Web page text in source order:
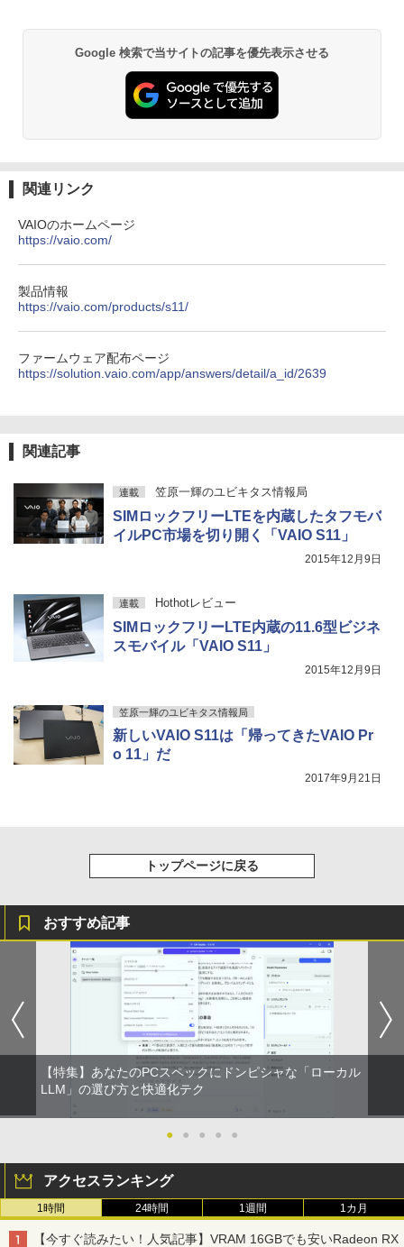
￥5,990
ラック
セリング 自動ペアリング Type-C充電 マイク
学/WEB会議(ホワイト)
￥1,964
￥3,480
[Explicit]
￥250
On My Road (Stadium ver.)
富士山の天然水 バナジウム含有 水 ミネラル
ウォーター ペットボトル 静岡県産 500ミリリ
ットル (Smart Basic)
￥1,380
コカ・コーラ やかんの麦茶 from 爽健美茶 ラ
エース)
￥832
クスDIGITAL)
スーパーの裏でヤニ吸うふたり 9巻 (デジタル
版ビッグガンガンコミックス)
Google 検索で当サイトの記事を優先表示させる
関連リンク
VAIOのホームページ
https://vaio.com/
製品情報
https://vaio.com/products/s11/
ファームウェア配布ページ
https://solution.vaio.com/app/answers/detail/a_id/2639
関連記事
連載 笠原一輝のユビキタス情報局
SIMロックフリーLTEを内蔵したタフモバ
イルPC市場を切り開く「VAIO S11」
2015年12月9日
連載 Hothotレビュー
SIMロックフリーLTE内蔵の11.6型ビジネ
スモバイル「VAIO S11」
2015年12月9日
笠原一輝のユビキタス情報局
新しいVAIO S11は「帰ってきたVAIO Pr
o 11」だ
2017年9月21日
トップページに戻る
おすすめ記事
【特集】あなたのPCスペックにドンピシャな「ローカル
LLM」の選び方と快適化テク
● ● ● ● ●
アクセスランキング
1時間 24時間 1週間 1カ月
【今すぐ読みたい！人気記事】VRAM 16GBでも安いRadeon RX